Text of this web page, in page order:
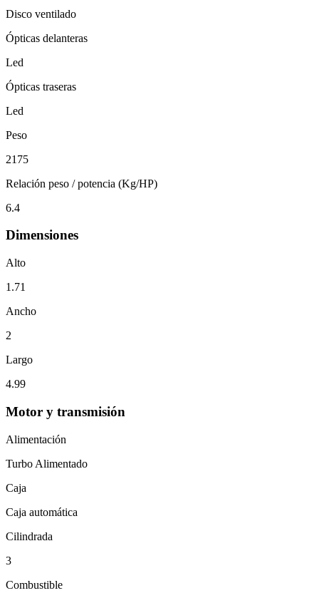
Disco ventilado
Ópticas delanteras
Led
Ópticas traseras
Led
Peso
2175
Relación peso / potencia (Kg/HP)
6.4
Dimensiones
Alto
1.71
Ancho
2
Largo
4.99
Motor y transmisión
Alimentación
Turbo Alimentado
Caja
Caja automática
Cilindrada
3
Combustible